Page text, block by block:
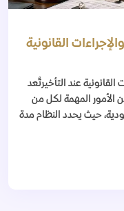
القانونية
عند التأخيرتُعد
الأمور المهمة لكل من
حيث يحدد النظام مدة